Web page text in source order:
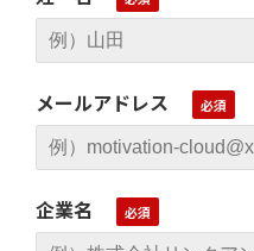
メールアドレス
企業名